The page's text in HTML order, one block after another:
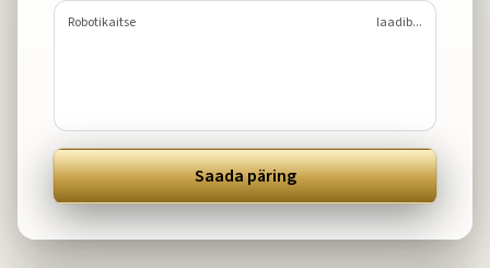
Robotikaitse laadib...
Saada päring